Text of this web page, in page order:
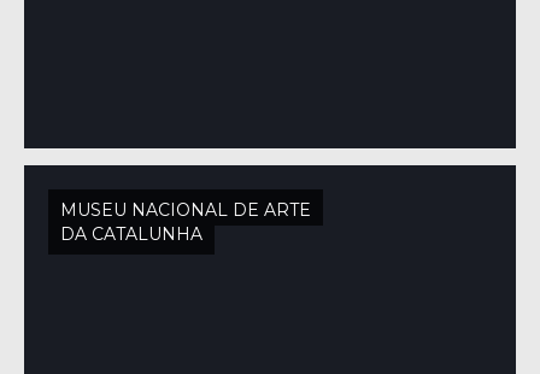
MUSEU NACIONAL DE ARTE
DA CATALUNHA